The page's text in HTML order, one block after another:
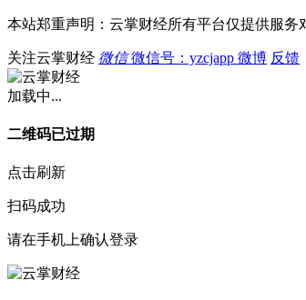
本站郑重声明：云掌财经所有平台仅提供服务
关注云掌财经 微信 微信号：yzcjapp 微博 反馈
加载中...
二维码已过期
点击刷新
扫码成功
请在手机上确认登录